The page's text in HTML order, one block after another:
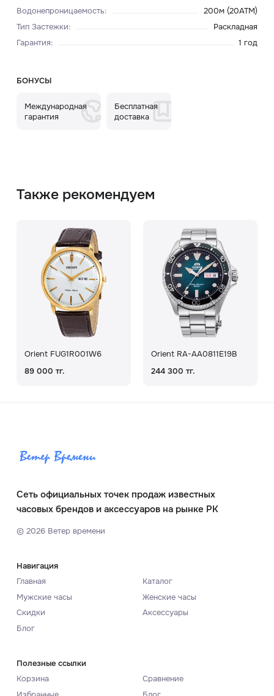
Водонепроницаемость:
200м (20ATM)
Тип Застежки:
Раскладная
Гарантия: 1 год
БОНУСЫ
Международная
гарантия
Бесплатная
доставка
Также рекомендуем
Orient FUG1R001W6
89 000 тг.
Orient RA-AA0811E19B
244 300 тг.
Сеть официальных точек продаж известных
часовых брендов и аксессуаров на рынке РК
© 2026Ветер времени
Навигация
Главная
Каталог
Мужские часы
Женские часы
Скидки
Аксессуары
Блог
Полезные ссылки
Корзина
Сравнение